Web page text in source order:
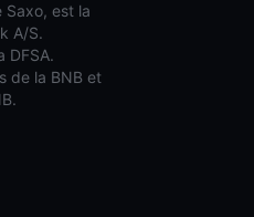
Saxo, est la
A/S.
DFSA.
de la BNB et